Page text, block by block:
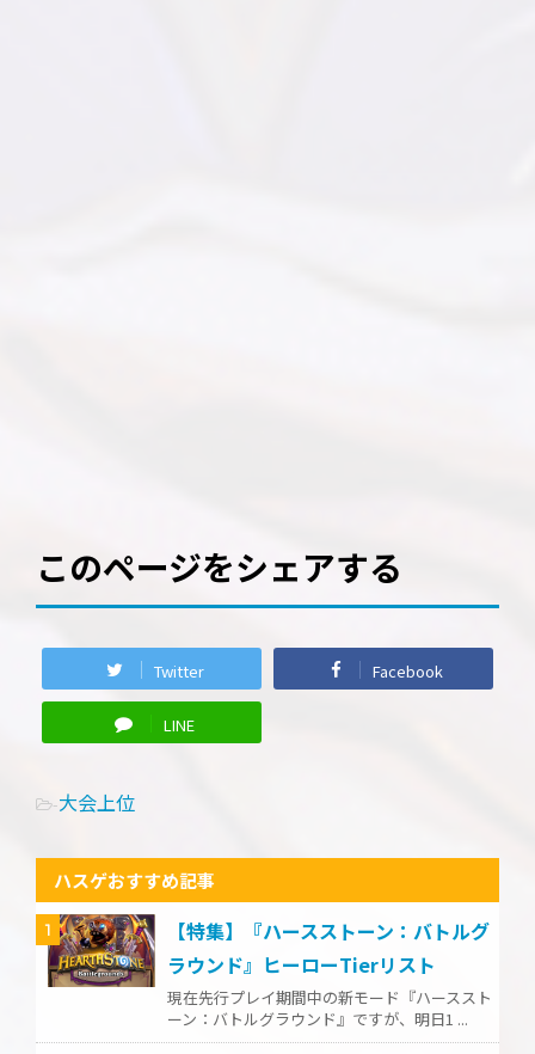
このページをシェアする
Twitter Facebook
LINE
-大会上位
ハスゲおすすめ記事
1
【特集】『ハースストーン：バトルグ
ラウンド』ヒーローTierリスト
現在先行プレイ期間中の新モード『ハーススト
ーン：バトルグラウンド』ですが、明日1 ...